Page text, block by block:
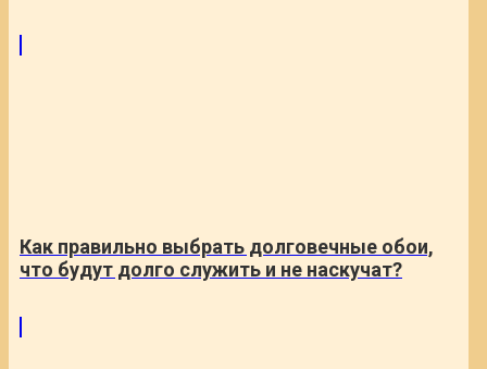
Как правильно выбрать долговечные обои,
что будут долго служить и не наскучат?